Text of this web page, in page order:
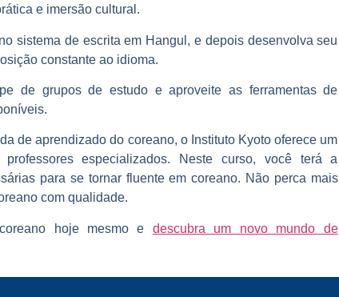
e imersão cultural .
sistema de escrita em Hangul, e depois desenvolva seu
constante ao idioma.
de grupos de estudo e aproveite as ferramentas de
de aprendizado do coreano, o Instituto Kyoto oferece um
especializados. Neste curso, você terá a
para se tornar fluente em coreano. Não perca mais
com qualidade.
hoje mesmo e
descubra um novo mundo de